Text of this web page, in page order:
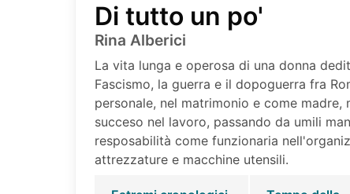
Di tutto un po'
Rina Alberici
La vita lunga e operosa di una donna
Fascismo, la guerra e il dopoguerra fra
personale, nel matrimonio e come madre,
succeso nel lavoro, passando da umili
resposabilità come funzionaria
attrezzature e macchine utensili.